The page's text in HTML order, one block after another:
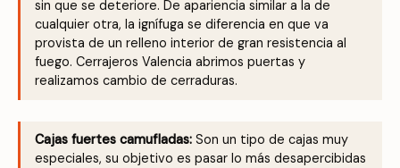
sin que se deteriore. De apariencia similar a la de
cualquier otra, la ignífuga se diferencia en que va
provista de un relleno interior de gran resistencia al
fuego. Cerrajeros Valencia abrimos puertas y
realizamos cambio de cerraduras.
Cajas fuertes camufladas: Son un tipo de cajas muy
especiales, su objetivo es pasar lo más desapercibidas